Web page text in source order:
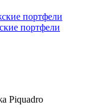
портфели
портфели
Piquadro